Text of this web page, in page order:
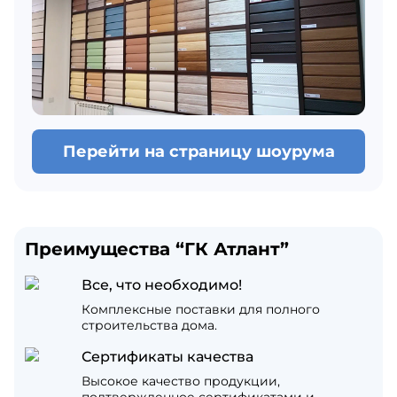
Перейти на страницу шоурума
Преимущества “ГК Атлант”
Все, что необходимо!
Комплексные поставки для полного
строительства дома.
Сертификаты качества
Высокое качество продукции,